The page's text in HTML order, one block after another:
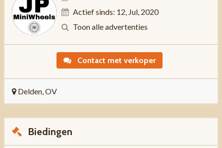
Actief sinds: 12, Jul, 2020
Toon alle advertenties
Contact met verkoper
Delden, OV
Biedingen